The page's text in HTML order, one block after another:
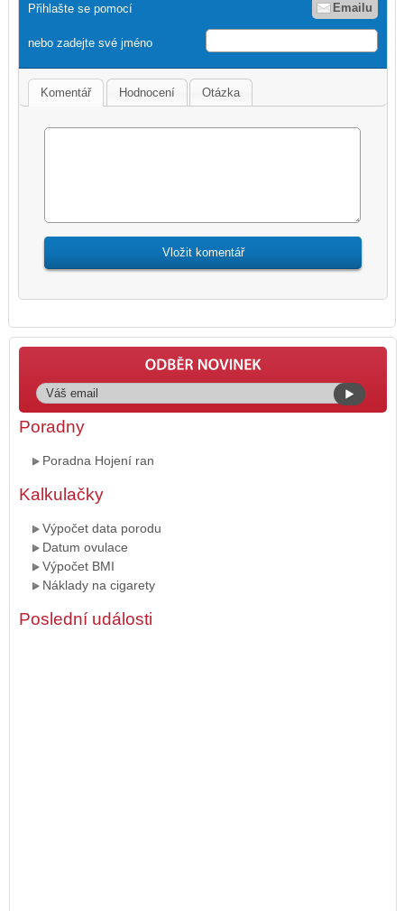
Přihlašte se pomocí Emailu
nebo zadejte své jméno
Komentář Hodnocení Otázka
Poradny
Poradna Hojení ran
Kalkulačky
Výpočet data porodu
Datum ovulace
Výpočet BMI
Náklady na cigarety
Poslední události